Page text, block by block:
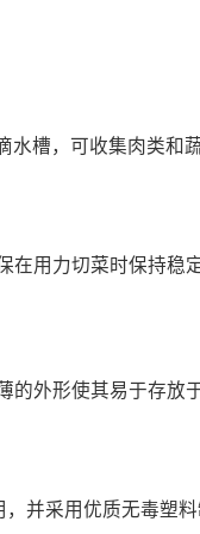
槽，可收集肉类和
用力切菜时保持稳定
外形使其易于存放
并采用优质无毒塑